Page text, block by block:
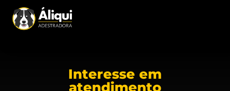
Interesse em
atendimento